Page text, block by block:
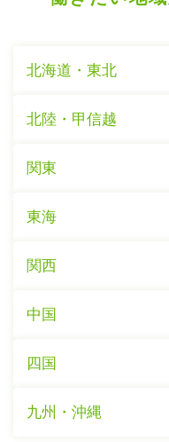
北海道・東北
北陸・甲信越
関東
東海
関西
中国
四国
九州・沖縄